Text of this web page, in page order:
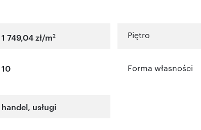
1 749,04 zł/m2 Piętro
10 Forma własności
handel, usługi